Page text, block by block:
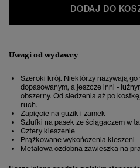
DODAJ DO
Uwagi od wydawcy
Szeroki krój. Niektórzy nazywają
dopasowanym, a jeszcze inni -
obszerny. Od siedzenia aż po
ruch.
Zapięcie na guzik i zamek
Szlufki na pasek ze ściągaczem w
Cztery kieszenie
Prążkowane wykończenia kieszeni
Metalowa ozdobna zawieszka na